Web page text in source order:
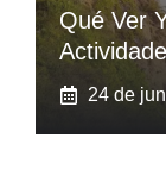
Qué Ver
24 de